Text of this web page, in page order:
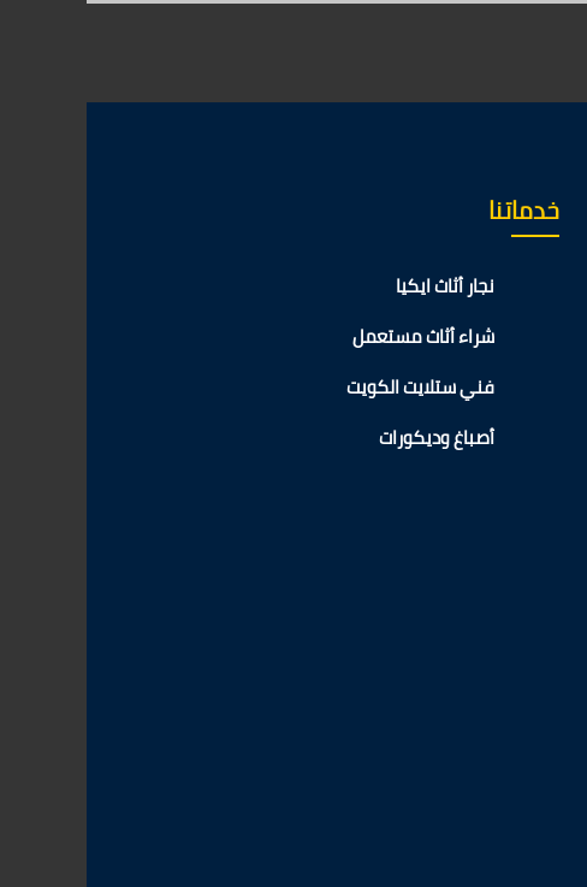
خدماتنا
نجار أثاث ايكيا
شراء أثاث مستعمل
فني ستلايت الكويت
أصباغ وديكورات